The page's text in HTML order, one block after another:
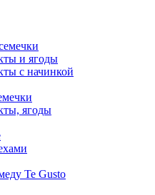
и ягоды
с начинкой
ягоды
Te Gusto